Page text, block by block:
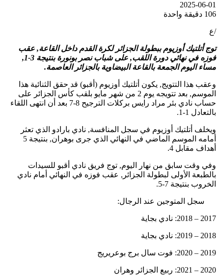
2025-06-01
106 دقيقة واحدة
/ع
توج أتلتيك أوزيوم ببطولة الجزائر لكرة القدم داخل القاعة, عقب
فوزه في نهائي دورة اللقب, على شباب نصر بونورة بنتيجة 3-1,
مساء اليوم الجمعة بالقاعة البيضاوية بالجزائر العاصمة.
وعقب هذا التتويج, يكون أتلتيك أوزيوم (أقبو) قد حقق الثنائية هذا
الموسم, بعد تتويجه يوم 2 من شهر مايو بلقب كأس الجزائر على
حساب نادي بئر مراد رايس بركلات الترجيح 8-7 بعد أن انتهى اللقاء
بالتعادل 1-1.
ويخلف أتلتيك أوزيوم في سجل المنافسة, نادي بارادو الذي تعثر
أمامه الموسم الماضي في النهائي الذي جرى بوهران, بنتيجة 5
أهداف مقابل 4.
وفي وقت سابق من نهار اليوم, توج فريق نادي أقبو للسيدات
بالطبعة الأولى لبطولة الجزائر, عقب فوزه في النهائي أمام نادي
الخروب بنتيجة 7-5.
سجل المتوجين عند الرجال:
2017 – 2018: نادي بجاية
2018 – 2019: نادي بجاية
2019 – 2020: فوت سال برج بوعريريج
2020 – 2021: ربيع الجزائر وهران